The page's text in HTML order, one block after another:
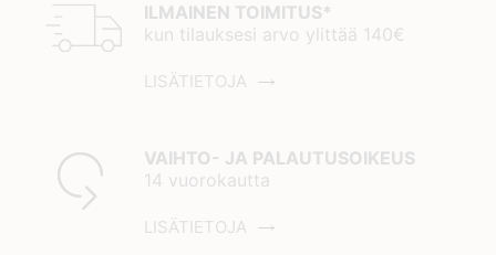
ILMAINEN TOIMITUS*
kun tilauksesi arvo ylittää 140€
LISÄTIETOJA
VAIHTO- JA PALAUTUSOIKEUS
14 vuorokautta
LISÄTIETOJA